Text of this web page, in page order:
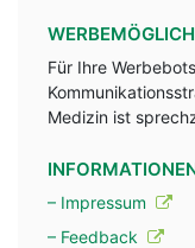
Für Ihre
Medizin ist
– Impressum
– Feedback